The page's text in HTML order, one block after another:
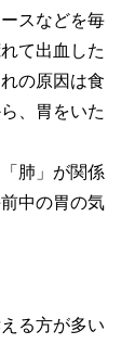
スなどを毎
て出血した
の原因は食
、胃をいた
肺」が関係
中の胃の気
る方が多い